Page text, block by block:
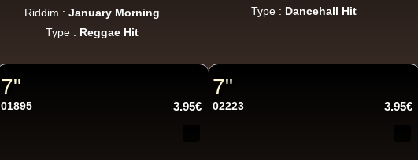
7"
Eastern Roots
Tribe Of Dan - Dub
Riddim :January Morning
Type : Reggae Hit
Type : Dancehall Hit
7"
01895 3.95€
7"
02223 3.95€